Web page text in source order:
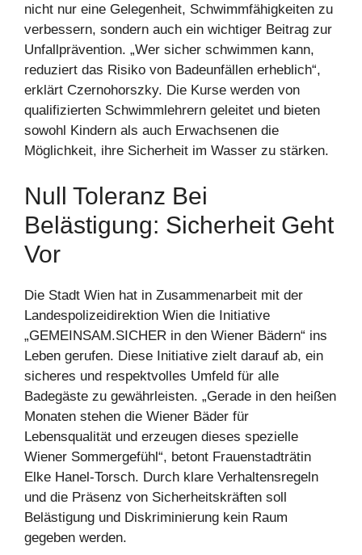
nicht nur eine Gelegenheit, Schwimmfähigkeiten zu
verbessern, sondern auch ein wichtiger Beitrag zur
Unfallprävention. „Wer sicher schwimmen kann,
reduziert das Risiko von Badeunfällen erheblich“,
erklärt Czernohorszky. Die Kurse werden von
qualifizierten Schwimmlehrern geleitet und bieten
sowohl Kindern als auch Erwachsenen die
Möglichkeit, ihre Sicherheit im Wasser zu stärken.
Null Toleranz Bei
Belästigung: Sicherheit Geht
Vor
Die Stadt Wien hat in Zusammenarbeit mit der
Landespolizeidirektion Wien die Initiative
„GEMEINSAM.SICHER in den Wiener Bädern“ ins
Leben gerufen. Diese Initiative zielt darauf ab, ein
sicheres und respektvolles Umfeld für alle
Badegäste zu gewährleisten. „Gerade in den heißen
Monaten stehen die Wiener Bäder für
Lebensqualität und erzeugen dieses spezielle
Wiener Sommergefühl“, betont Frauenstadträtin
Elke Hanel-Torsch. Durch klare Verhaltensregeln
und die Präsenz von Sicherheitskräften soll
Belästigung und Diskriminierung kein Raum
gegeben werden.